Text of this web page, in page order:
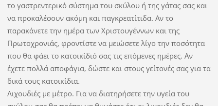
το γαστρεντερικό σύστημα του σκύλου ή της γάτας σας και
να προκαλέσουν ακόμη και παγκρεατίτιδα. Aν το
παρακάνετε την ημέρα των Χριστουγέννων και της
Πρωτοχρονιάς, φροντίστε να μειώσετε λίγο την ποσότητα
που θα φάει το κατοικίδιό σας τις επόμενες ημέρες. Αν
έχετε πολλά αποφάγια, δώστε και στους γείτονές σας για τα
δικά τους κατοικίδια.
Λιχουδιές με μέτρο. Για να διατηρήσετε την υγεία του